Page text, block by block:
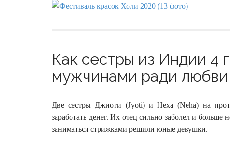
Как сестры из Индии 4
мужчинами ради любви
Две сестры Джиоти (Jyoti) и Неха (Neha) на
заработать денег. Их отец сильно заболел и
заниматься стрижками решили юные девушки.